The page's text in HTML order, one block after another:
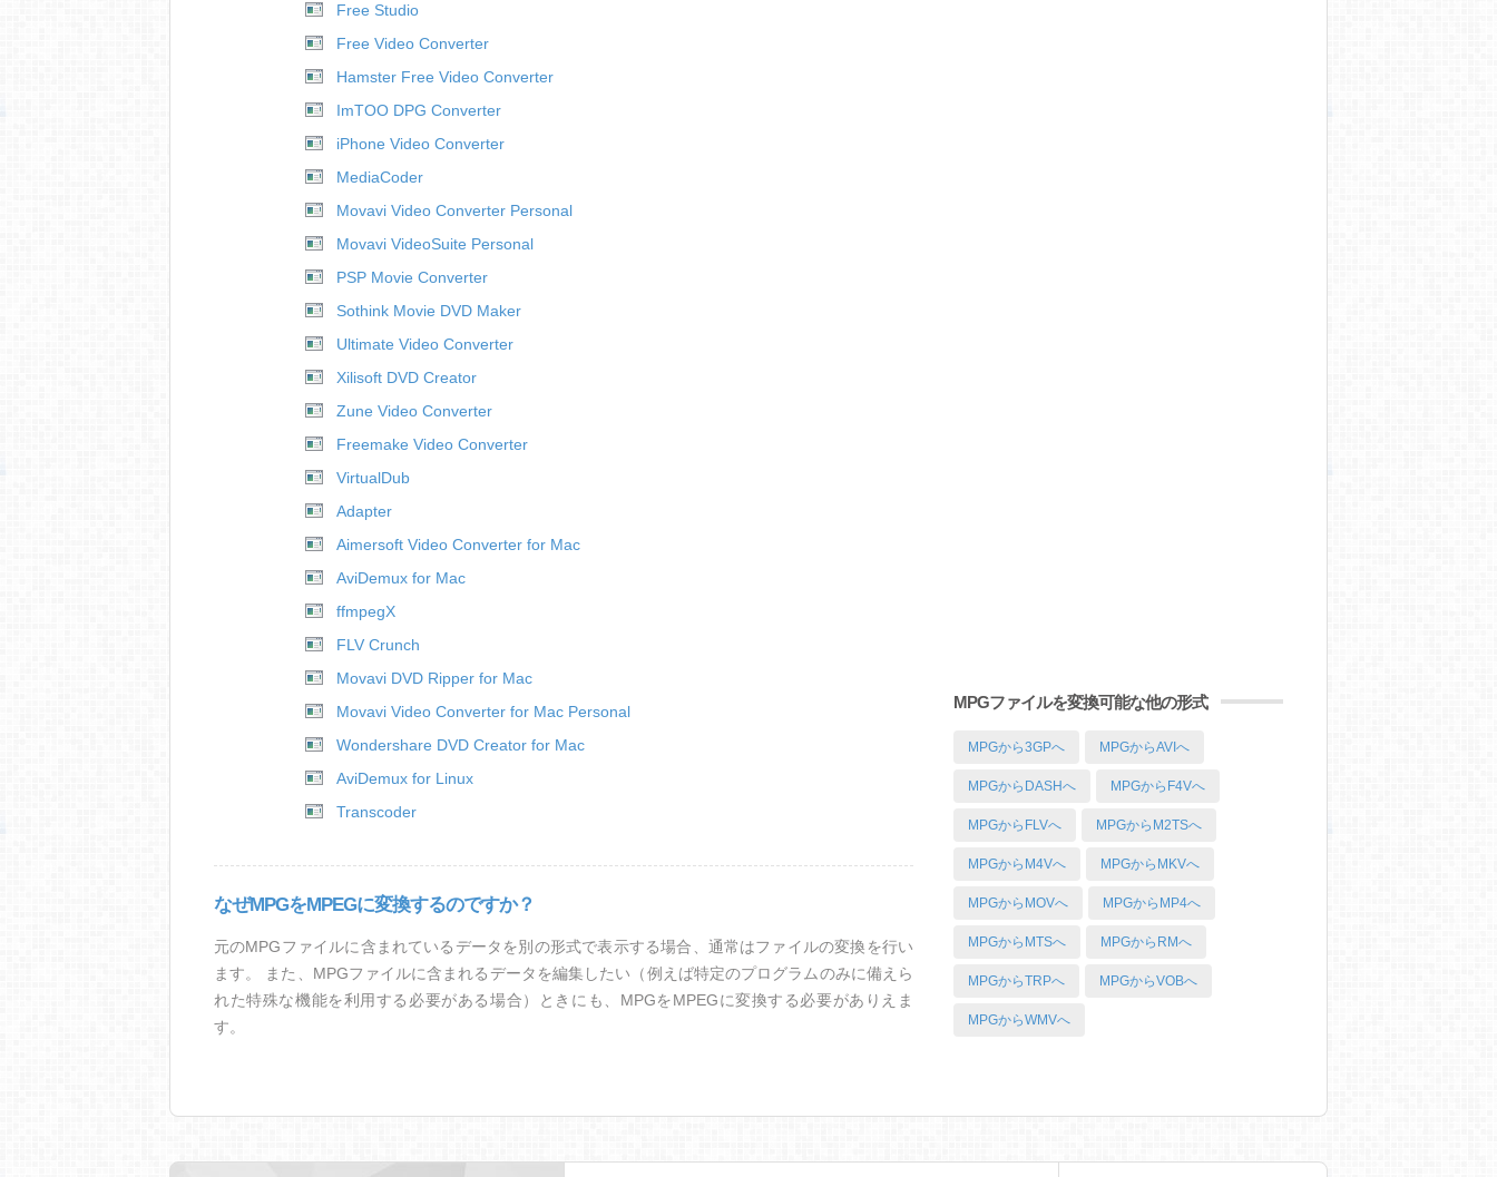
Free Studio
Free Video Converter
Hamster Free Video Converter
ImTOO DPG Converter
iPhone Video Converter
MediaCoder
Movavi Video Converter Personal
Movavi VideoSuite Personal
PSP Movie Converter
Sothink Movie DVD Maker
Ultimate Video Converter
Xilisoft DVD Creator
Zune Video Converter
Freemake Video Converter
VirtualDub
Adapter
Aimersoft Video Converter for Mac
AviDemux for Mac
ffmpegX
FLV Crunch
Movavi DVD Ripper for Mac
Movavi Video Converter for Mac Personal
Wondershare DVD Creator for Mac
AviDemux for Linux
Transcoder
なぜMPGをMPEGに変換するのですか？
元のMPGファイルに含まれているデータを別の形式で表示する場合、通常はファイルの変換を行い
ます。 また、MPGファイルに含まれるデータを編集したい（例えば特定のプログラムのみに備えら
れた特殊な機能を利用する必要がある場合）ときにも、MPGをMPEGに変換する必要がありえま
す。
MPGファイルを変換可能な他の形式
MPGから3GPへ MPGからAVIへ
MPGからDASHへ MPGからF4Vへ
MPGからFLVへ MPGからM2TSへ
MPGからM4Vへ MPGからMKVへ
MPGからMOVへ MPGからMP4へ
MPGからMTSへ MPGからRMへ
MPGからTRPへ MPGからVOBへ
MPGからWMVへ